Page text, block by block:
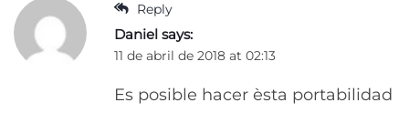
Reply
Daniel says:
11 de abril de 2018 at 02:13
Es posible hacer èsta portabilidad